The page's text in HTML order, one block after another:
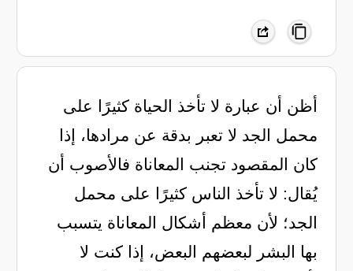
أظن أن عبارة لا تأخذ الحياة كثيرًا على
محمل الجد لا تعبر بدقة عن مرادها، إذا
كان المقصود تجنب المعاناة فالأصوب أن
يُقال: لا تأخذ الناس كثيرًا على محمل
الجد؛ لأن معظم أشكال المعاناة يتسبب
بها البشر لبعضهم البعض، إذا كنت لا